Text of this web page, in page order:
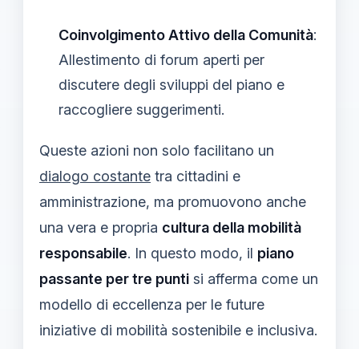
Coinvolgimento Attivo della Comunità:
Allestimento di forum aperti per
discutere degli sviluppi del piano e
raccogliere suggerimenti.
Queste azioni non solo facilitano un
dialogo costante tra cittadini e
amministrazione, ma promuovono anche
una vera e propria cultura della mobilità
responsabile. In questo modo, il piano
passante per tre punti si afferma come un
modello di eccellenza per le future
iniziative di mobilità sostenibile e inclusiva.